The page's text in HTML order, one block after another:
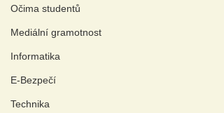
Očima studentů
Mediální gramotnost
Informatika
E-Bezpečí
Technika